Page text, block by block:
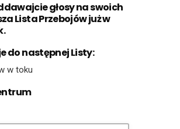
głosy na swoich
Lista Przebojów już w
do następnej Listy:
w toku